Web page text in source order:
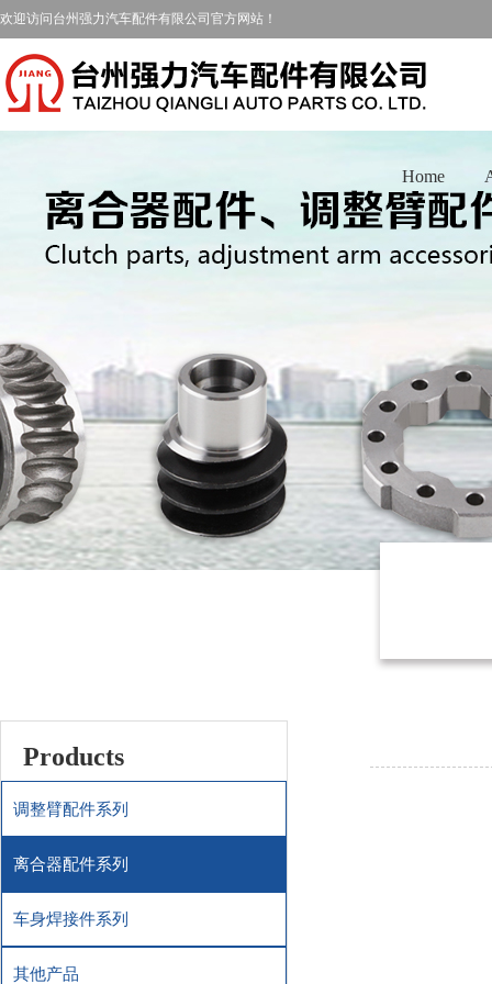
欢迎访问台州强力汽车配件有限公司官方网站！
Home
Products
调整臂配件系列
离合器配件系列
车身焊接件系列
其他产品